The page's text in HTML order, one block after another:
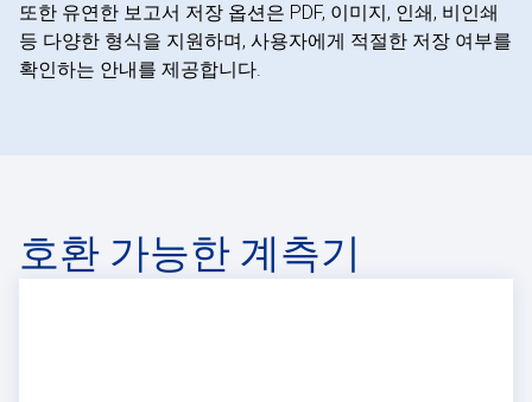
또한 유연한 보고서 저장 옵션은 PDF, 이미지, 인쇄, 비인쇄
등 다양한 형식을 지원하며, 사용자에게 적절한 저장 여부를
확인하는 안내를 제공합니다.
호환 가능한 계측기